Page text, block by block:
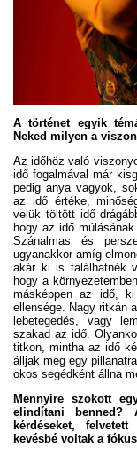
A történet egyik
Neked milyen a
Az időhöz való
idő fogalmával már
pedig anya vagyok,
az idő értéke,
velük töltött idő
hogy az idő
Szánalmas és
ugyanakkor amíg
akár ki is találhatnék
hogy a
másképpen az idő,
ellensége. Nagy ritkán
lebetegedés, vagy
szakad az idő.
titkon, mintha az idő
álljak meg egy
okos segédként állna
Mennyire szokott
elindítani benned?
kérdéseket,
kevésbé voltak a